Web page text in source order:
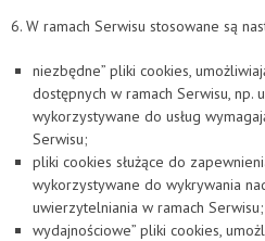
6. W ramach Serwisu stosowane są
niezbędne” pliki cookies,
dostępnych w ramach Serwisu, np.
wykorzystywane do usług
Serwisu;
pliki cookies służące do
wykorzystywane do wykrywania
uwierzytelniania w ramach Serwisu;
wydajnościowe” pliki cookies,